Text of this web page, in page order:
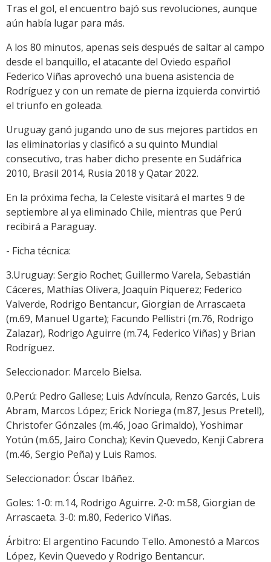
Tras el gol, el encuentro bajó sus revoluciones, aunque
aún había lugar para más.
A los 80 minutos, apenas seis después de saltar al campo
desde el banquillo, el atacante del Oviedo español
Federico Viñas aprovechó una buena asistencia de
Rodríguez y con un remate de pierna izquierda convirtió
el triunfo en goleada.
Uruguay ganó jugando uno de sus mejores partidos en
las eliminatorias y clasificó a su quinto Mundial
consecutivo, tras haber dicho presente en Sudáfrica
2010, Brasil 2014, Rusia 2018 y Qatar 2022.
En la próxima fecha, la Celeste visitará el martes 9 de
septiembre al ya eliminado Chile, mientras que Perú
recibirá a Paraguay.
- Ficha técnica:
3.Uruguay: Sergio Rochet; Guillermo Varela, Sebastián
Cáceres, Mathías Olivera, Joaquín Piquerez; Federico
Valverde, Rodrigo Bentancur, Giorgian de Arrascaeta
(m.69, Manuel Ugarte); Facundo Pellistri (m.76, Rodrigo
Zalazar), Rodrigo Aguirre (m.74, Federico Viñas) y Brian
Rodríguez.
Seleccionador: Marcelo Bielsa.
0.Perú: Pedro Gallese; Luis Advíncula, Renzo Garcés, Luis
Abram, Marcos López; Erick Noriega (m.87, Jesus Pretell),
Christofer Gónzales (m.46, Joao Grimaldo), Yoshimar
Yotún (m.65, Jairo Concha); Kevin Quevedo, Kenji Cabrera
(m.46, Sergio Peña) y Luis Ramos.
Seleccionador: Óscar Ibáñez.
Goles: 1-0: m.14, Rodrigo Aguirre. 2-0: m.58, Giorgian de
Arrascaeta. 3-0: m.80, Federico Viñas.
Árbitro: El argentino Facundo Tello. Amonestó a Marcos
López, Kevin Quevedo y Rodrigo Bentancur.